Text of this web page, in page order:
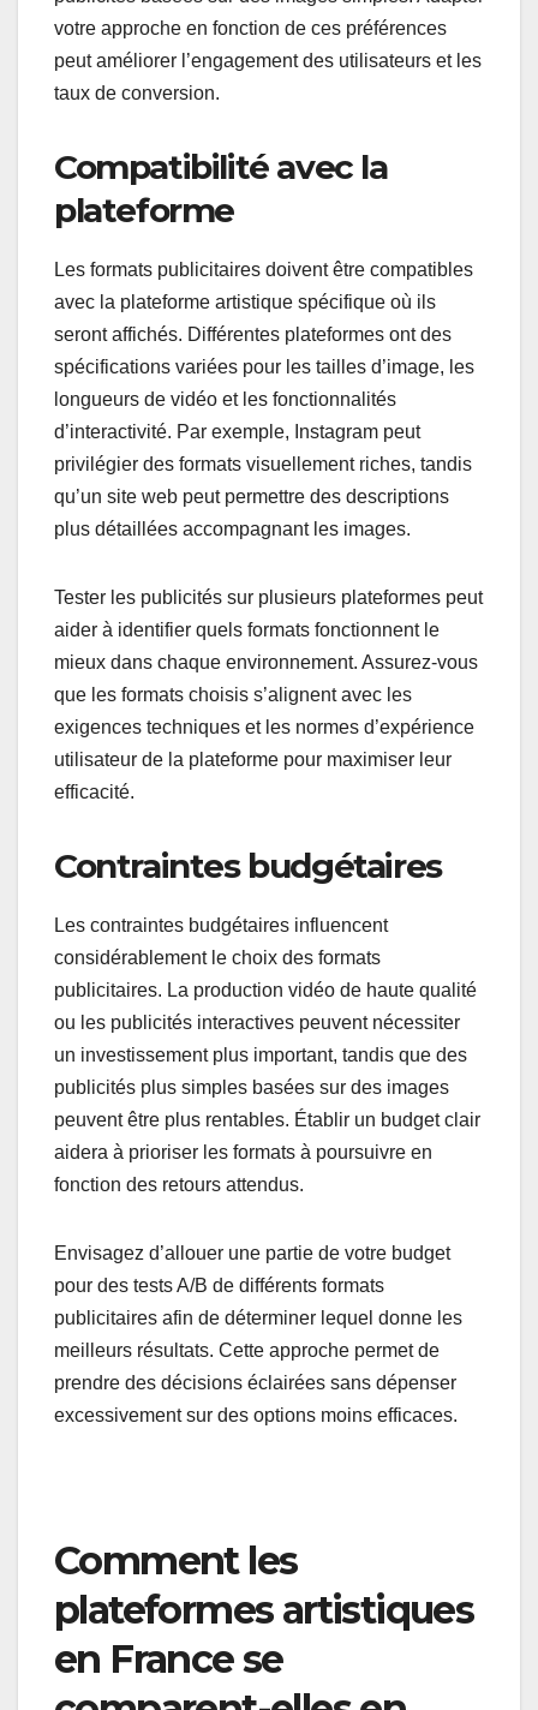
votre approche en fonction de ces préférences
peut améliorer l’engagement des utilisateurs et les
taux de conversion.
Compatibilité avec la
plateforme
Les formats publicitaires doivent être compatibles
avec la plateforme artistique spécifique où ils
seront affichés. Différentes plateformes ont des
spécifications variées pour les tailles d’image, les
longueurs de vidéo et les fonctionnalités
d’interactivité. Par exemple, Instagram peut
privilégier des formats visuellement riches, tandis
qu’un site web peut permettre des descriptions
plus détaillées accompagnant les images.
Tester les publicités sur plusieurs plateformes peut
aider à identifier quels formats fonctionnent le
mieux dans chaque environnement. Assurez-vous
que les formats choisis s’alignent avec les
exigences techniques et les normes d’expérience
utilisateur de la plateforme pour maximiser leur
efficacité.
Contraintes budgétaires
Les contraintes budgétaires influencent
considérablement le choix des formats
publicitaires. La production vidéo de haute qualité
ou les publicités interactives peuvent nécessiter
un investissement plus important, tandis que des
publicités plus simples basées sur des images
peuvent être plus rentables. Établir un budget clair
aidera à prioriser les formats à poursuivre en
fonction des retours attendus.
Envisagez d’allouer une partie de votre budget
pour des tests A/B de différents formats
publicitaires afin de déterminer lequel donne les
meilleurs résultats. Cette approche permet de
prendre des décisions éclairées sans dépenser
excessivement sur des options moins efficaces.